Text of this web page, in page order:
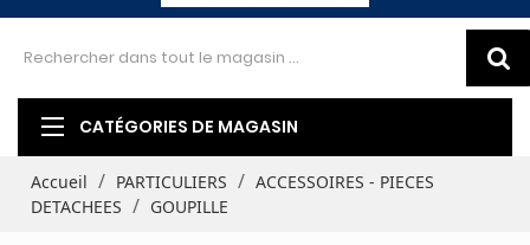
CATÉGORIES DE MAGASIN
Accueil PARTICULIERS
ACCESSOIRES - PIECES
DETACHEES
GOUPILLE